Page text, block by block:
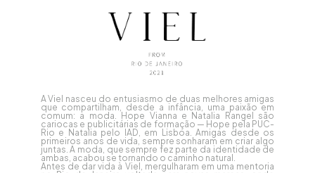
A Viel nasceu do entusiasmo de duas melhores amigas
que compartilham, desde a infância, uma paixão em
comum: a moda. Hope Vianna e Natalia Rangel são
cariocas e publicitárias de formação — Hope pela PUC-
Rio e Natalia pelo IAD, em Lisboa. Amigas desde os
primeiros anos de vida, sempre sonharam em criar algo
juntas. A moda, que sempre fez parte da identidade de
ambas, acabou se tornando o caminho natural.
Antes de dar vida à Viel, mergulharam em uma mentoria